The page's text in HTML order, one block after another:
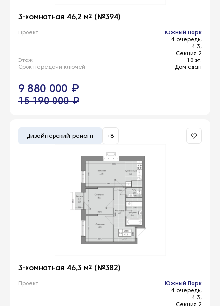
3-комнатная 46,2 м² (№394)
Проект
Южный Парк
4 очередь,
4.3,
Секция 2
Этаж
10 эт.
Срок передачи ключей
Дом сдан
9 880 000 ₽
15 190 000 ₽
Дизайнерский ремонт +8
3-комнатная 46,3 м² (№382)
Проект
Южный Парк
4 очередь,
4.3,
Секция 2